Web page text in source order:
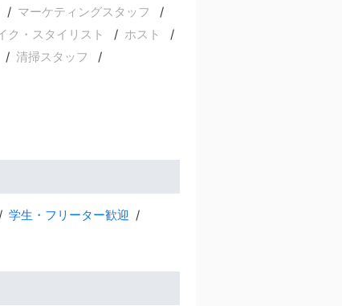
マーケティングスタッフ
ク・スタイリスト
ホスト
清掃スタッフ
学生・フリーター歓迎